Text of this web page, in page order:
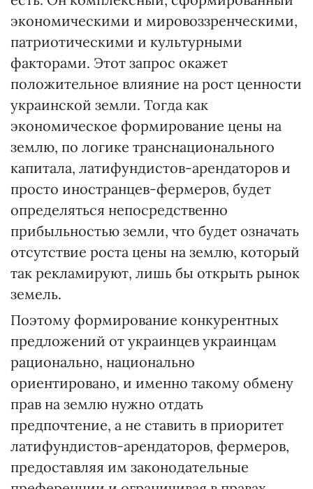
экономическими и мировоззренческими,
патриотическими и культурными
факторами. Этот запрос окажет
положительное влияние на рост ценности
украинской земли. Тогда как
экономическое формирование цены на
землю, по логике транснационального
капитала, латифундистов-арендаторов и
просто иностранцев-фермеров, будет
определяться непосредственно
прибыльностью земли, что будет означать
отсутствие роста цены на землю, который
так рекламируют, лишь бы открыть рынок
земель.
Поэтому формирование конкурентных
предложений от украинцев украинцам
рационально, национально
ориентировано, и именно такому обмену
прав на землю нужно отдать
предпочтение, а не ставить в приоритет
латифундистов-арендаторов, фермеров,
предоставляя им законодательные